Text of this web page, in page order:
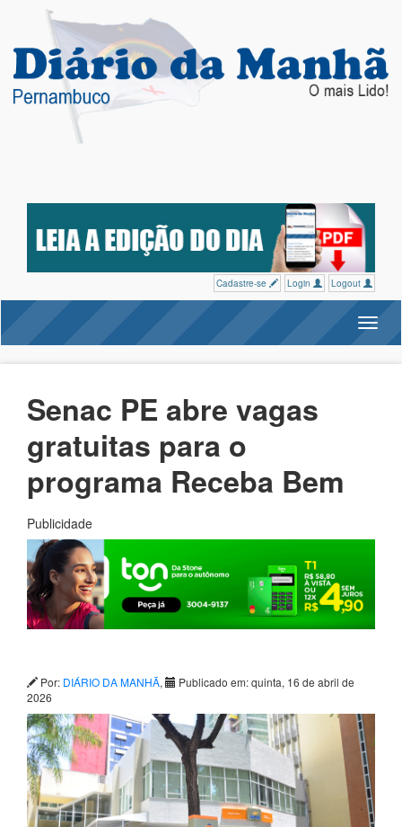
Cadastre-se Login Logout
Senac PE abre vagas
gratuitas para o
programa Receba Bem
Publicidade
Por: DIÁRIO DA MANHÃ,
Publicado em: quinta, 16 de abril de
2026